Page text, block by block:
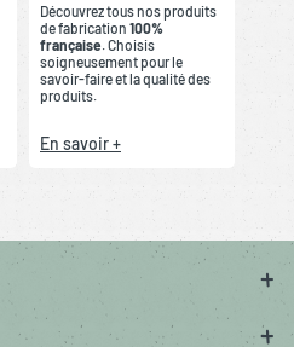
Découvrez tous nos produits
de fabrication 100%
française . Choisis
soigneusement pour le
savoir-faire et la qualité des
produits.
En savoir +